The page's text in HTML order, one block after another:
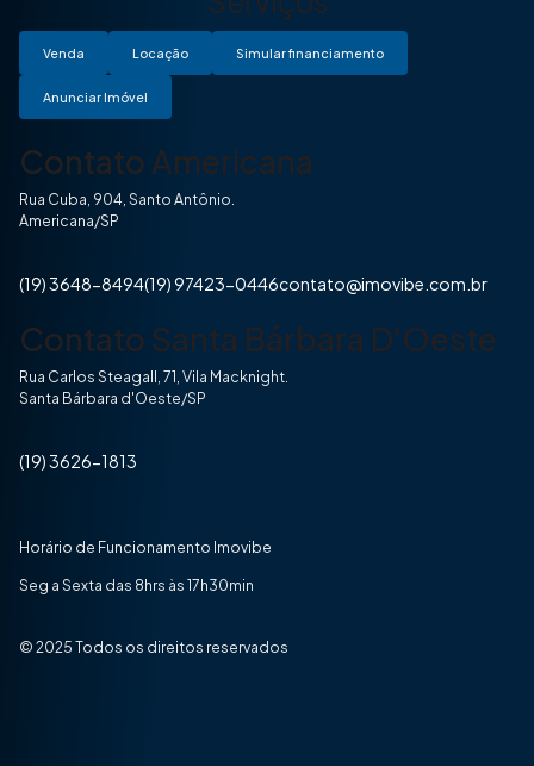
Venda Locação Simular financiamento
Anunciar Imóvel
Contato Americana
Rua Cuba, 904, Santo Antônio.
Americana/SP
(19) 3648-8494(19) 97423-0446contato@imovibe.com.br
Contato Santa Bárbara D'Oeste
Rua Carlos Steagall, 71, Vila Macknight.
Santa Bárbara d'Oeste/SP
(19) 3626-1813
Horário de Funcionamento Imovibe
Seg a Sexta das 8hrs às 17h30min
© 2025 Todos os direitos reservados